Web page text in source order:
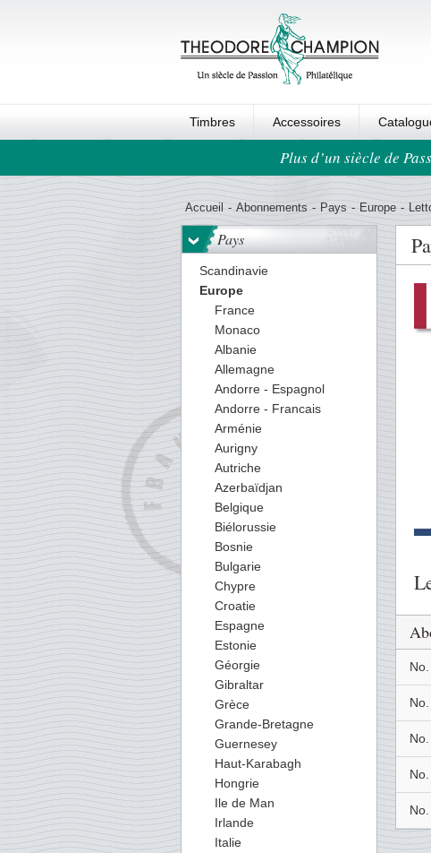
Timbres Accessoires
Ordre au panierPlus d’un siècle de
Accueil - Abonnements - Pays - Europe -
Pays
Scandinavie
Europe
France
Monaco
Albanie
Allemagne
Andorre - Espagnol
Andorre - Francais
Arménie
Aurigny
Autriche
Azerbaïdjan
Belgique
Biélorussie
Bosnie
Bulgarie
Chypre
Croatie
Espagne
Estonie
Géorgie
Gibraltar
Grèce
Grande-Bretagne
Guernesey
Haut-Karabagh
Hongrie
Ile de Man
Irlande
Italie